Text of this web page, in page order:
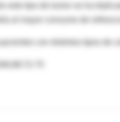
este tipo de tumor se ha
al mayor consumo de
con distintos tipos de